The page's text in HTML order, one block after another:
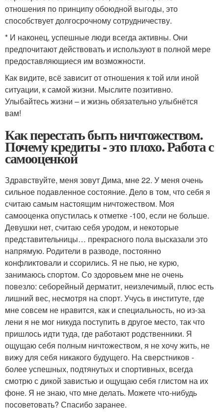
отношения по принципу обоюдной выгоды, это
способствует долгосрочному сотрудничеству.
* И наконец, успешные люди всегда активны. Они
предпочитают действовать и используют в полной мере
предоставляющиеся им возможности.
Как видите, всё зависит от отношения к той или иной
ситуации, к самой жизни. Мыслите позитивно.
Улыбайтесь жизни – и жизнь обязательно улыбнётся
вам!
Как перестать быть ничтожеством.
Почему кредиты - это плохо. Работа с
самооценкой
Здравствуйте, меня зовут Дима, мне 22. У меня очень
сильное подавленное состояние. Дело в том, что себя я
считаю самым настоящим ничтожеством. Моя
самооценка опустилась к отметке -100, если не больше.
Девушки нет, считаю себя уродом, и некоторые
представительницы… прекрасного пола высказали это
напрямую. Родители в разводе, постоянно
конфликтовали и ссорились. Я не пью, не курю,
занимаюсь спортом. Со здоровьем мне не очень
повезло: себорейный дерматит, неизлечимый, плюс есть
лишний вес, несмотря на спорт. Учусь в институте, где
мне совсем не нравится, как и специальность, но из-за
лени я не мог никуда поступить в другое место, так что
пришлось идти туда, где работают родственники. Я
ощущаю себя полным ничтожеством, я не хочу жить, не
вижу для себя никакого будущего. На сверстников -
более успешных, подтянутых и спортивных, всегда
смотрю с дикой завистью и ощущаю себя глистом на их
фоне. Я не знаю, что мне делать. Можете что-нибудь
посоветовать? Спасибо заранее.